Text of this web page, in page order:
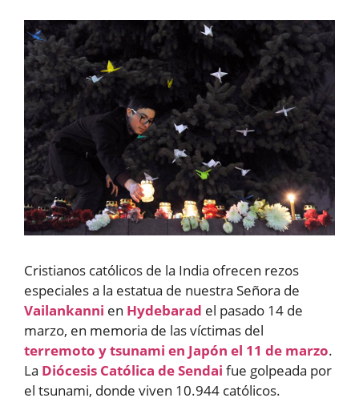
Cristianos católicos de la India ofrecen rezos
especiales a la estatua de nuestra Señora de
Vailankanni en Hydebarad el pasado 14 de
marzo, en memoria de las víctimas del
terremoto y tsunami en Japón el 11 de marzo.
La Diócesis Católica de Sendai fue golpeada por
el tsunami, donde viven 10.944 católicos.